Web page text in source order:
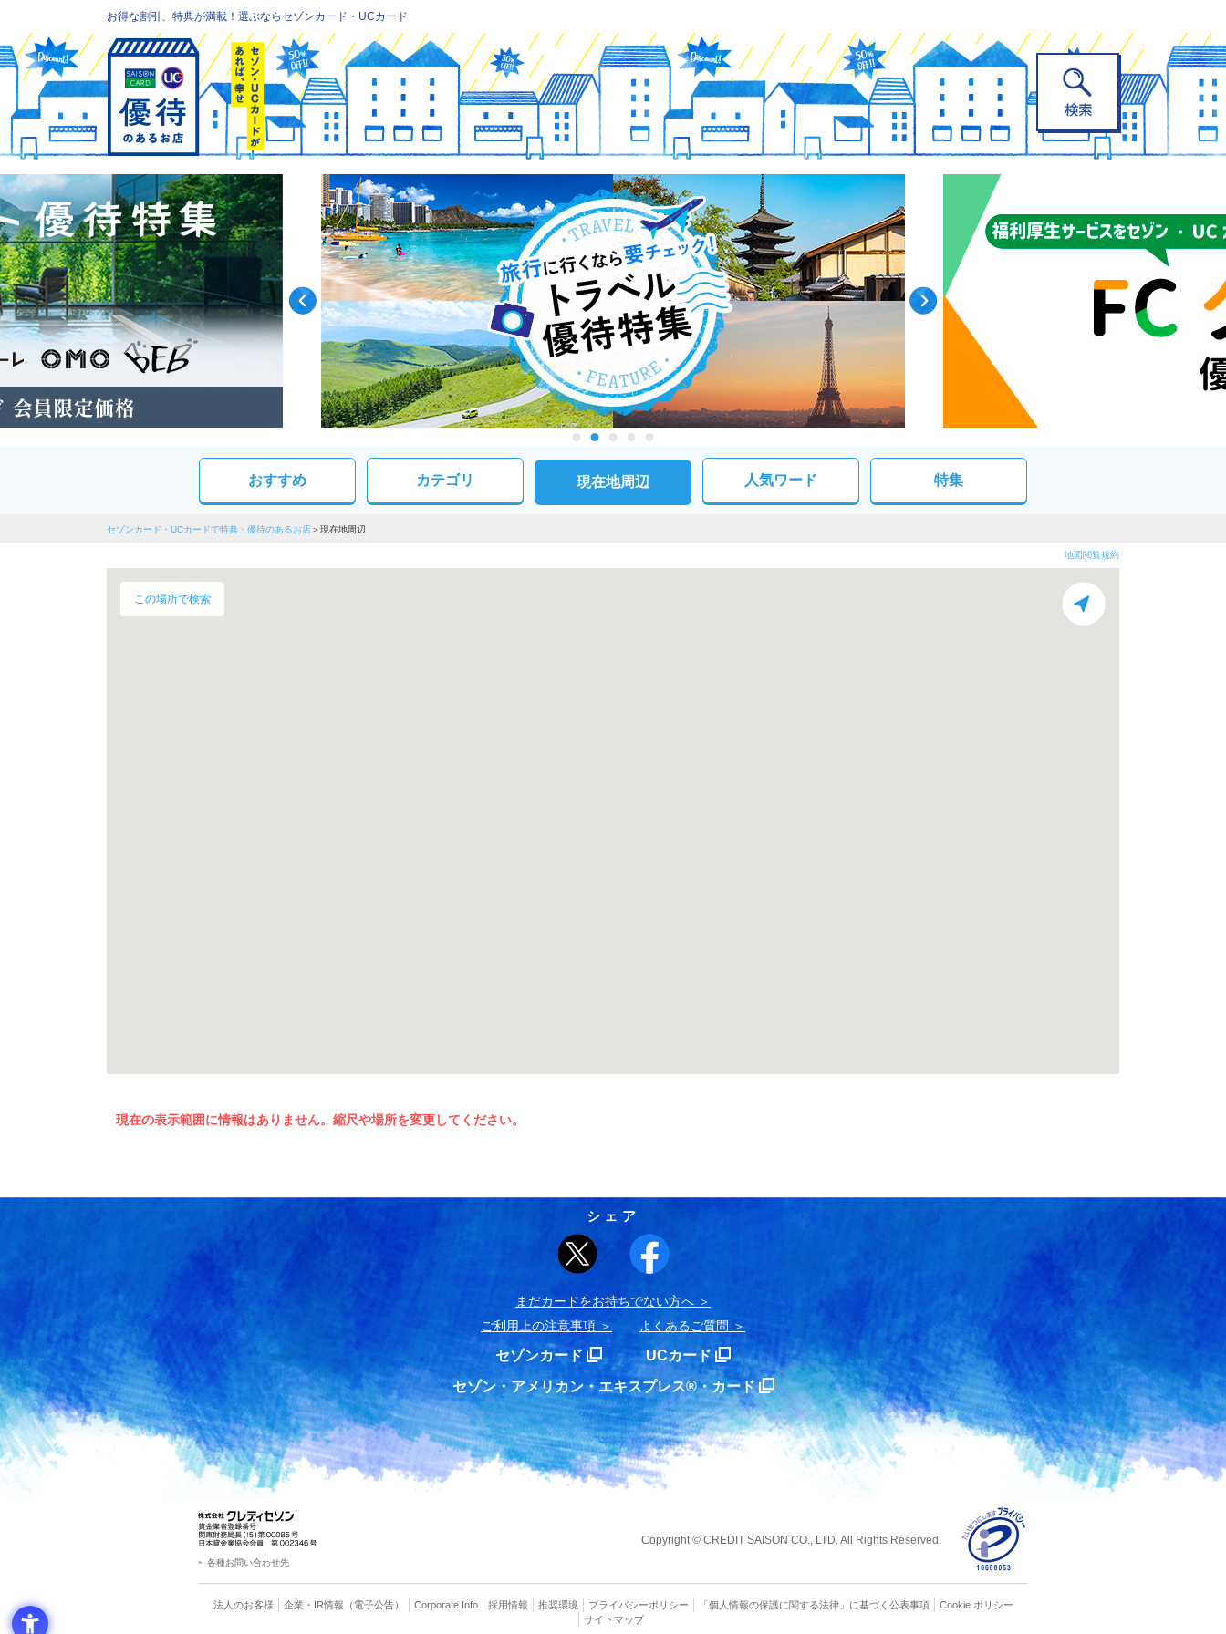
お得な割引、特典が満載！選ぶならセゾンカード・UCカード
おすすめ カテゴリ 現在地周辺 人気ワード 特集
セゾンカード・UCカードで特典・優待のあるお店 現在地周辺
地図閲覧規約
この場所で検索
現在の表示範囲に情報はありません。縮尺や場所を変更してください。
シェア
まだカードをお持ちでない⽅へ
ご利用上の注意事項
よくあるご質問
セゾンカード
UCカード
セゾン・アメリカン・エキスプレス®・カード
各種お問い合わせ先
Copyright © CREDIT SAISON CO., LTD. All Rights Reserved.
法人のお客様 企業・IR情報 （電子公告） Corporate Info 採用情報 推奨環境 プライバシーポリシー 「個人情報の保護に関する法律」に基づく公表事項
Cookie ポリシー
サイトマップ